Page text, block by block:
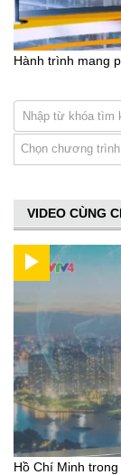
Hành trình mang
Chọn chương trình
VIDEO CÙNG
Hồ Chí Minh